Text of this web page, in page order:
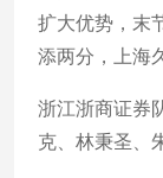
扩大优势，末
添两分，上海
浙江浙商证券
克、林秉圣、